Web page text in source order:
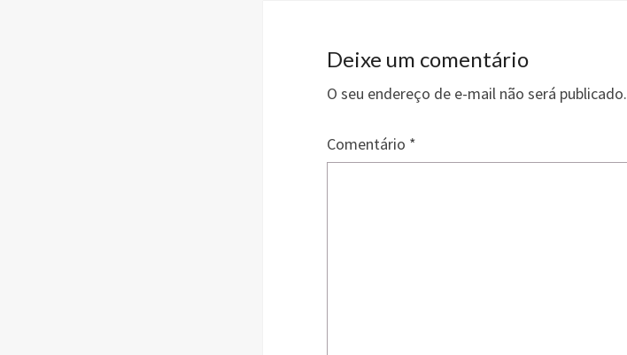
k
Deixe um comentário
O seu endereço de e-mail não será publicado.
Comentário *